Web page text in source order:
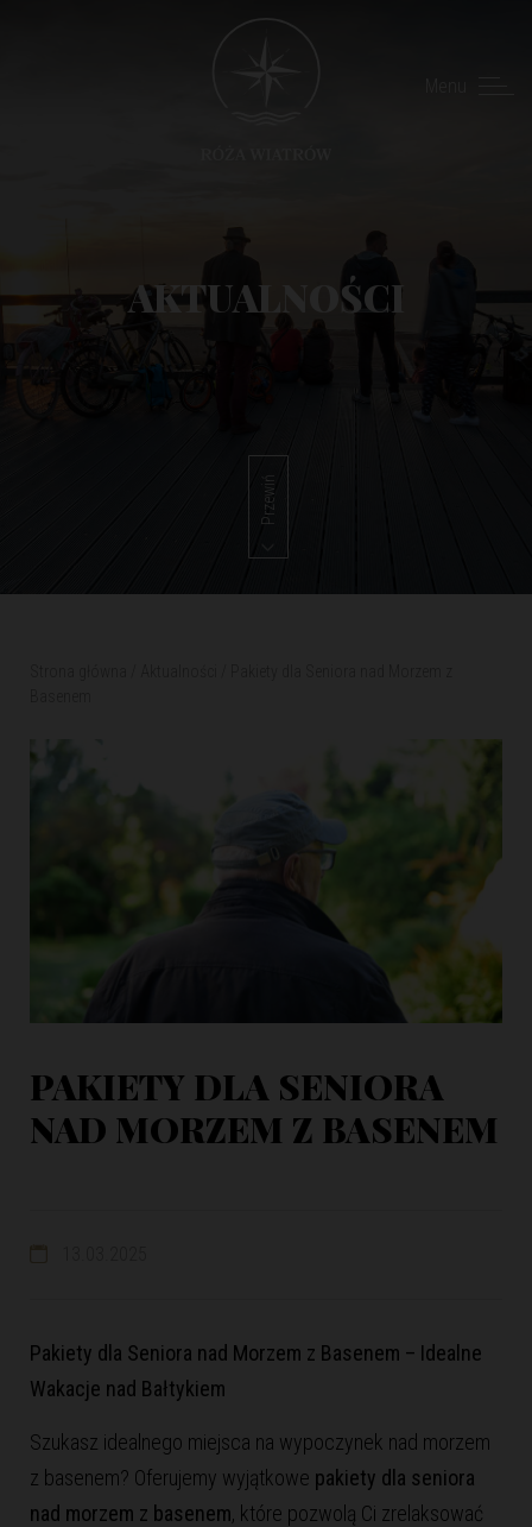
AKTUALNOŚCI
Przewiń
PAKIETY DLA SENIORA
NAD MORZEM Z BASENEM
Pakiety dla Seniora nad Morzem z Basenem – Idealne
Wakacje nad Bałtykiem
Szukasz idealnego miejsca na wypoczynek nad morzem
z basenem? Oferujemy wyjątkowe pakiety dla seniora
nad morzem z basenem, które pozwolą Ci zrelaksować